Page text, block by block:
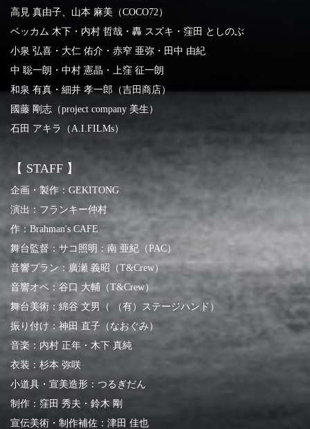
高見 真由子、山本 麻美（COCO72）
ベッカム 木下・内村 哲哉・轟 スズキ・窪田 としのぶ
小泉 弘喜・大仁 佑介・赤窄 亜弥・田中 由紀
中 聡一朗・中村 憲晶・上窪 征一朗
和泉 有真・細井 孝一郎（吉田商店）
國藤 剛志（project company 美生）
石田 アキラ（A.I.FILMs）
【 STAFF 】
企画・製作：GEKITONG
演出：フランキー仲村
作：Brahman's CAFE
舞台監督：サコ照明：南 亜紀（PAC）
音響プラン：廣瀬 義昭（T&Crew）
音響オペ：谷口 大輔（T&Crew）
舞台美術：綿谷 文男（ （有）ステージハンド）
振り付け：神田 直子（なおぐみ）
音楽：内村 正年・木下 真純
衣装：杉本 弥咲
小道具・宣美造形：つるぎだん
制作：窪田 秀夫・鈴木 剛
宣伝美術・制作補佐：津田 佳也